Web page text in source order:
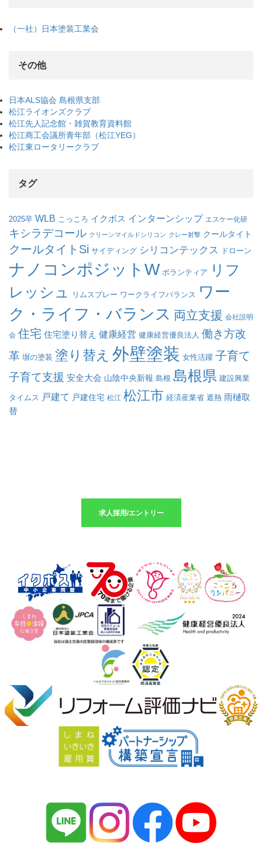
（一社）日本塗装工業会
その他
日本ALS協会 島根県支部
松江ライオンズクラブ
松江先人記念館・雑賀教育資料館
松江商工会議所青年部（松江YEG）
松江東ロータリークラブ
タグ
2025卒 WLB こっころ イクボス インターンシップ エスケー化研
キシラデコール クリーンマイルドシリコン クレー射撃 クールタイト
クールタイトSi サイディング シリコンテックス ドローン
ナノコンポジットW ボランティア
リフ
レッシュ
リムスプレー ワークライフバランス ワー
ク・ライフ・バランス 両立支援 会社説明
会 住宅 住宅塗り替え 健康経営 健康経営優良法人 働き方改
革 塀の塗装 塗り替え 外壁塗装 女性活躍 子育て
子育て支援 安全大会 山陰中央新報 島根 島根県 建設興業
タイムス 戸建て 戸建住宅 松江 松江市 経済産業省 遮熱 雨樋取
替
求人採用/エントリー